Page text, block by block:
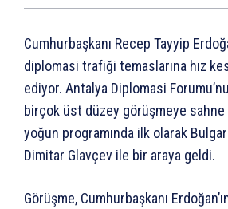
Cumhurbaşkanı Recep Tayyip
diplomasi trafiği temaslarına hız
ediyor. Antalya Diplomasi
birçok üst düzey görüşmeye sahne
yoğun programında ilk olarak
Dimitar Glavçev ile bir araya geldi.
Görüşme, Cumhurbaşkanı